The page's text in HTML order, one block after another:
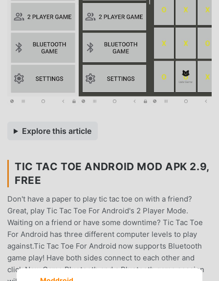
Explore this article
TIC TAC TOE ANDROID MOD APK 2.9,
FREE
Don't have a paper to play tic tac toe on with a friend?
Great, play Tic Tac Toe For Android's 2 Player Mode.
Waiting on a friend or have some downtime? Tic Tac Toe
For Android has three different computer levels to play
against.Tic Tac Toe For Android now supports Bluetooth
game play! Have both sides connect to each other and
click New Game Bluetooth and a Bluetooth game session